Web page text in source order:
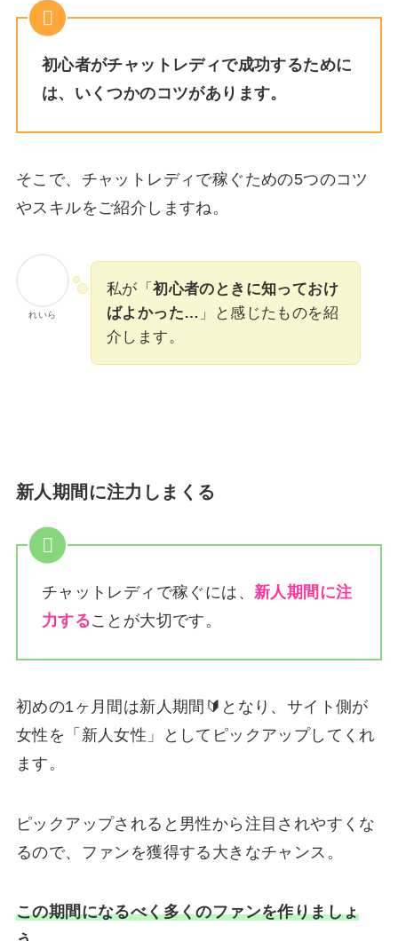
初心者がチャットレディで成功するために
は、いくつかのコツがあります。
そこで、チャットレディで稼ぐための5つのコツ
やスキルをご紹介しますね。
れいら
私が「初心者のときに知っておけ
ばよかった… 」と感じたものを紹
介します。
新人期間に注力しまくる
チャットレディで稼ぐには、新人期間に注
力することが大切です。
初めの1ヶ月間は新人期間🔰となり、サイト側が
女性を「新人女性」としてピックアップしてくれ
ます。
ピックアップされると男性から注目されやすくな
るので、ファンを獲得する大きなチャンス。
この期間になるべく多くのファンを作りましょ